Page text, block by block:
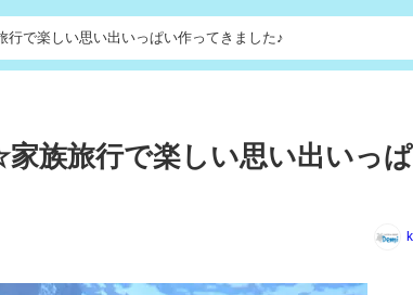
で楽しい思い出いっぱい作ってきました♪
族旅行で楽しい思い出いっ